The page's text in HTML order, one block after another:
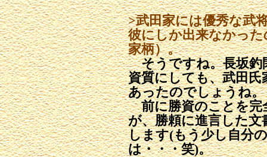
>武田家には優秀な武
彼にしか出来なかっ
家柄）。
そうですね。長坂釣
資質にしても、武田
あったのでしょうね。
前に勝資のことを完
が、勝頼に進言した
します(もう少し自分
は・・・笑)。